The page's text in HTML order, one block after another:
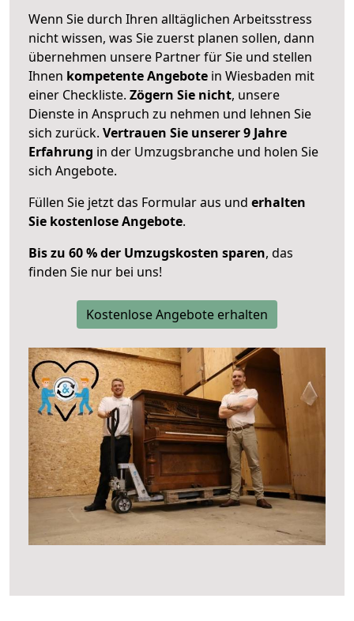
Wenn Sie durch Ihren alltäglichen Arbeitsstress
nicht wissen, was Sie zuerst planen sollen, dann
übernehmen unsere Partner für Sie und stellen
Ihnen kompetente Angebote in Wiesbaden mit
einer Checkliste. Zögern Sie nicht, unsere
Dienste in Anspruch zu nehmen und lehnen Sie
sich zurück. Vertrauen Sie unserer 9 Jahre
Erfahrung in der Umzugsbranche und holen Sie
sich Angebote.
Füllen Sie jetzt das Formular aus und erhalten
Sie kostenlose Angebote.
Bis zu 60 % der Umzugskosten sparen, das
finden Sie nur bei uns!
Kostenlose Angebote erhalten